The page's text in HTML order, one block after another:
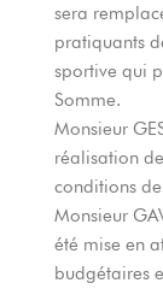
sera
pratiquants
sportive qui
Somme.
Monsieur
réalisation
conditions
Monsieur
été mise en
budgétaires